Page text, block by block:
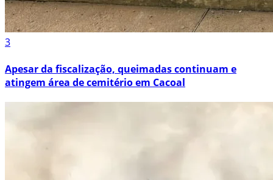
3
Apesar da fiscalização, queimadas continuam e
atingem área de cemitério em Cacoal